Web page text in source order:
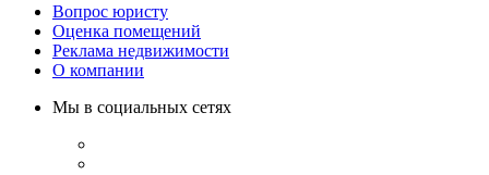
Вопрос юристу
Оценка помещений
Реклама недвижимости
О компании
Мы в социальных сетях